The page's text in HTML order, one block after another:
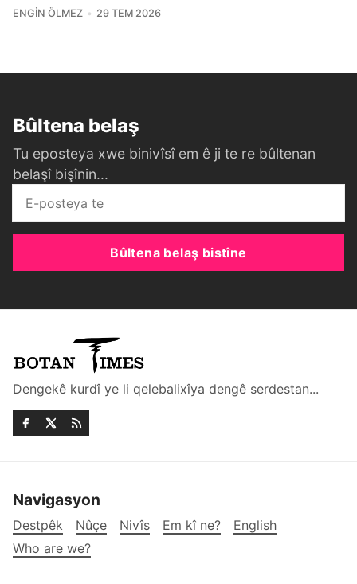
ENGIN ÖLMEZ 29 TEM 2026
Bûltena belaş
Tu eposteya xwe binivîsî em ê ji te re bûltenan
belaşî bişînin...
Bûltena belaş bistîne
Dengekê kurdî ye li qelebalixîya dengê serdestan...
Navigasyon
Destpêk Nûçe Nivîs Em kî ne?
English
Who are we?